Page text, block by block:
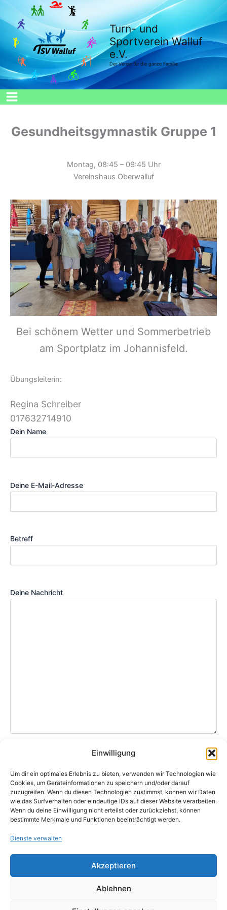
Einwilligung
Um dir ein optimales Erlebnis zu bieten, verwenden wir Technologien wie
Cookies, um Geräteinformationen zu speichern und/oder darauf
zuzugreifen. Wenn du diesen Technologien zustimmst, können wir Daten
wie das Surfverhalten oder eindeutige IDs auf dieser Website verarbeiten.
Wenn du deine Einwilligung nicht erteilst oder zurückziehst, können
bestimmte Merkmale und Funktionen beeinträchtigt werden.
Dienste verwalten
Akzeptieren
Ablehnen
Inhalt
springen
Turn- und
Sportverein Walluf
e.V.
Der Verein für die ganze Familie
Gesundheitsgymnastik Gruppe 1
Montag, 08:45 – 09:45 Uhr
Vereinshaus Oberwalluf
Bei schönem Wetter und Sommerbetrieb
am Sportplatz im Johannisfeld.
Übungsleiterin:
Dein Name
Deine E-Mail-Adresse
Betreff
Deine Nachricht
akzeptiere sie.
Bitte lasse dieses Feld leer.
Impressum|Datenschutz |Cookie‑Richtlinie